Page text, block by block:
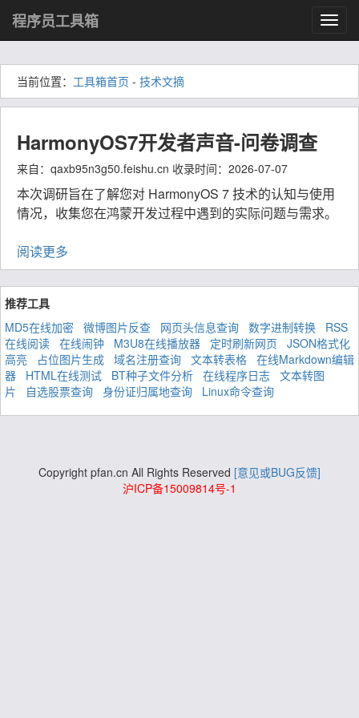
程序员工具箱
当前位置： 工具箱首页 - 技术文摘
HarmonyOS7开发者声音-问卷调查
来自：qaxb95n3g50.feishu.cn 收录时间：2026-07-07
本次调研旨在了解您对 HarmonyOS 7 技术的认知与使用
情况，收集您在鸿蒙开发过程中遇到的实际问题与需求。
阅读更多
推荐工具
MD5在线加密 微博图片反查 网页头信息查询 数字进制转换
RSS
在线阅读 在线闹钟 M3U8在线播放器 定时刷新网页
JSON格式化
高亮
占位图片生成 域名注册查询 文本转表格 在线Markdown编辑
器
HTML在线测试 BT种子文件分析 在线程序日志 文本转图
片
自选股票查询 身份证归属地查询 Linux命令查询
Copyright pfan.cn All Rights Reserved [意见或BUG反馈]
沪ICP备15009814号-1